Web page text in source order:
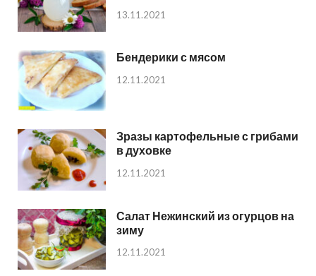
13.11.2021
Бендерики с мясом
12.11.2021
Зразы картофельные с грибами
в духовке
12.11.2021
Салат Нежинский из огурцов на
зиму
12.11.2021